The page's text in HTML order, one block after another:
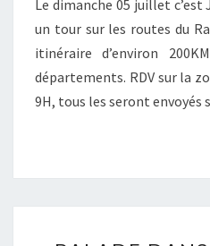
Le dimanche 05 juillet c’est
un tour sur les routes du
itinéraire d’environ
départements. RDV sur la
9H, tous les seront envoyés